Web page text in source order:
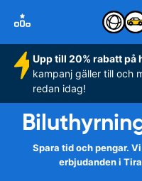
Upp till 20% rabatt på
kampanj gäller till och
redan idag!
Spara tid och pengar.
erbjudanden i